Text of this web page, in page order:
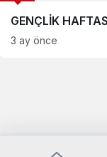
GENÇLİK
3 ay önce